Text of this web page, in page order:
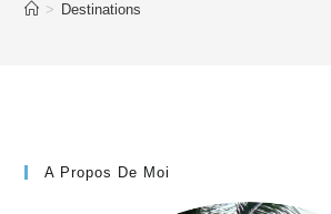
> Destinations
A Propos De Moi